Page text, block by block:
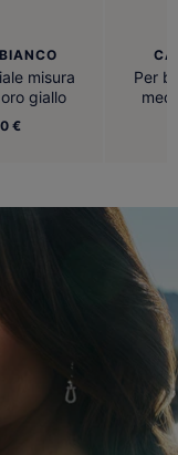
misura
giallo
€
Per